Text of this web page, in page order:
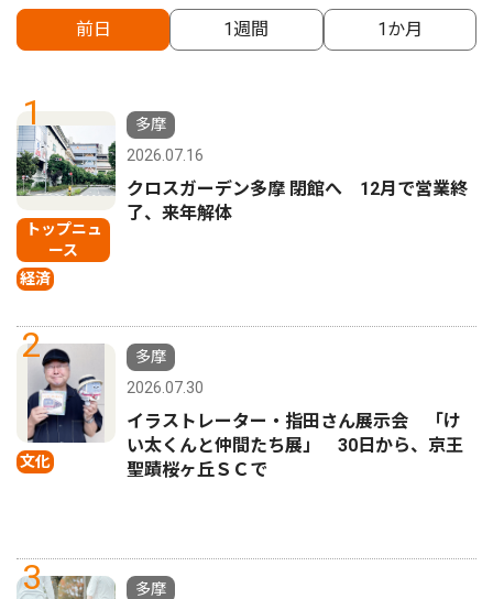
前日 1週間 1か月
1
トップニュ
ース
経済
多摩
2026.07.16
クロスガーデン多摩 閉館へ 12月で営業終
了、来年解体
2
文化
多摩
2026.07.30
イラストレーター・指田さん展示会 「け
い太くんと仲間たち展」 30日から、京王
聖蹟桜ヶ丘ＳＣで
3
多摩